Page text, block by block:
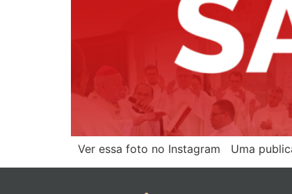
Ver essa foto no Instagram Uma